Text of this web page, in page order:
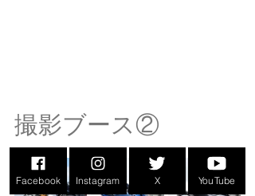
撮影ブース②
Facebook Instagram X YouTube